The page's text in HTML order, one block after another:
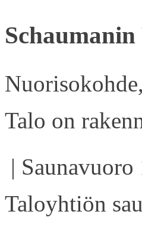
Talo on
|
Taloyhtiön